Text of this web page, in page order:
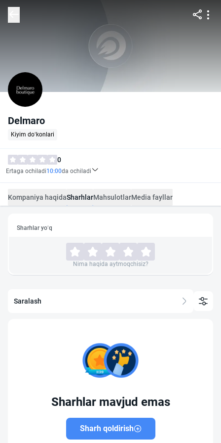
Delmaro
Kiyim do‘konlari
0
Ertaga ochiladi10:00da ochiladi
Kompaniya haqidaSharhlarMahsulotlarMedia fayllar
Sharhlar yo‘q
Nima haqida aytmoqchisiz?
Saralash
Sharhlar mavjud emas
Sharh qoldirish